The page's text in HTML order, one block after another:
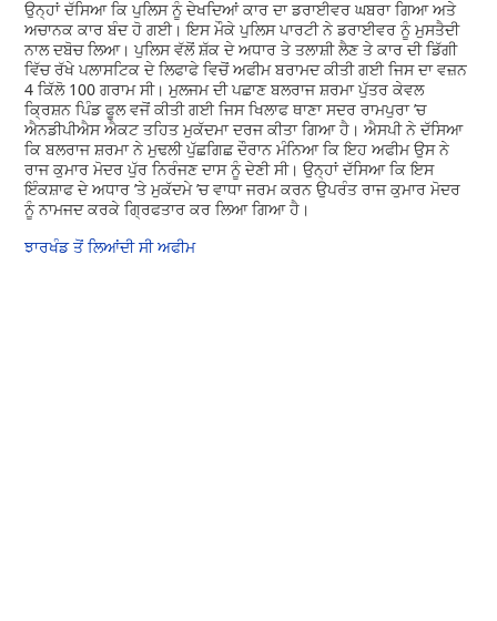
ਉਨ੍ਹਾਂ ਦੱਸਿਆ ਕਿ ਪੁਲਿਸ ਨੂੰ ਦੇਖਦਿਆਂ ਕਾਰ ਦਾ ਡਰਾਈਵਰ ਘਬਰਾ ਗਿਆ ਅਤੇ
ਅਚਾਨਕ ਕਾਰ ਬੰਦ ਹੋ ਗਈ। ਇਸ ਮੌਕੇ ਪੁਲਿਸ ਪਾਰਟੀ ਨੇ ਡਰਾਈਵਰ ਨੂੰ ਮੁਸਤੈਦੀ
ਨਾਲ ਦਬੋਚ ਲਿਆ। ਪੁਲਿਸ ਵੱਲੋਂ ਸ਼ੱਕ ਦੇ ਅਧਾਰ ਤੇ ਤਲਾਸ਼ੀ ਲੈਣ ਤੇ ਕਾਰ ਦੀ ਡਿੱਗੀ
ਵਿੱਚ ਰੱਖੇ ਪਲਾਸਟਿਕ ਦੇ ਲਿਫਾਫੇ ਵਿਚੋਂ ਅਫੀਮ ਬਰਾਮਦ ਕੀਤੀ ਗਈ ਜਿਸ ਦਾ ਵਜ਼ਨ
4 ਕਿੱਲੋ 100 ਗਰਾਮ ਸੀ। ਮੁਲਜਮ ਦੀ ਪਛਾਣ ਬਲਰਾਜ ਸ਼ਰਮਾ ਪੁੱਤਰ ਕੇਵਲ
ਕ੍ਰਿਸ਼ਨ ਪਿੰਡ ਫੂਲ ਵਜੋਂ ਕੀਤੀ ਗਈ ਜਿਸ ਖਿਲਾਫ ਥਾਣਾ ਸਦਰ ਰਾਮਪੁਰਾ ’ਚ
ਐਨਡੀਪੀਐਸ ਐਕਟ ਤਹਿਤ ਮੁਕੱਦਮਾ ਦਰਜ ਕੀਤਾ ਗਿਆ ਹੈ। ਐਸਪੀ ਨੇ ਦੱਸਿਆ
ਕਿ ਬਲਰਾਜ ਸ਼ਰਮਾ ਨੇ ਮੁਢਲੀ ਪੁੱਛਗਿਛ ਦੌਰਾਨ ਮੰਨਿਆ ਕਿ ਇਹ ਅਫੀਮ ਉਸ ਨੇ
ਰਾਜ ਕੁਮਾਰ ਮੋਦਰ ਪੁੱਰ ਨਿਰੰਜਣ ਦਾਸ ਨੂੰ ਦੇਣੀ ਸੀ। ਉਨ੍ਹਾਂ ਦੱਸਿਆ ਕਿ ਇਸ
ਇੰਕਸ਼ਾਫ ਦੇ ਅਧਾਰ ’ਤੇ ਮੁਕੱਦਮੇ ’ਚ ਵਾਧਾ ਜਰਮ ਕਰਨ ਉਪਰੰਤ ਰਾਜ ਕੁਮਾਰ ਮੋਦਰ
ਨੂੰ ਨਾਮਜਦ ਕਰਕੇ ਗ੍ਰਿਫਤਾਰ ਕਰ ਲਿਆ ਗਿਆ ਹੈ।
ਝਾਰਖੰਡ ਤੋਂ ਲਿਆਂਦੀ ਸੀ ਅਫੀਮ